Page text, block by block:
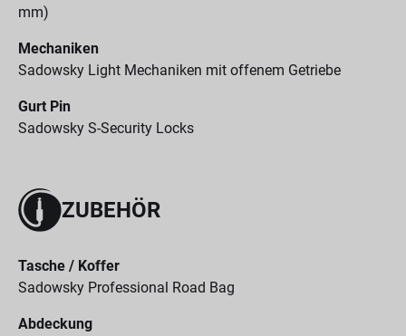
mm)
Mechaniken
Sadowsky Light Mechaniken mit offenem Getriebe
Gurt Pin
Sadowsky S-Security Locks
ZUBEHÖR
Tasche / Koffer
Sadowsky Professional Road Bag
Abdeckung